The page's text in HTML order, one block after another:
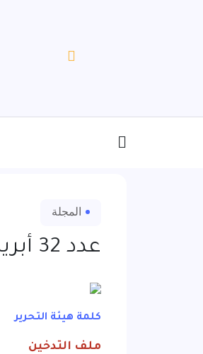
المجلة
عدد 32 أبريل 2022
كلمة هيئة التحرير
ملف التدخين